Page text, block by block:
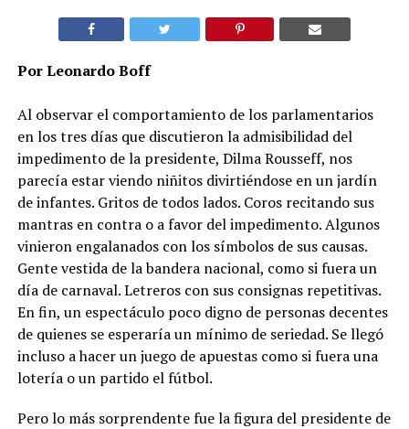
Por Leonardo Boff
Al observar el comportamiento de los parlamentarios
en los tres días que discutieron la admisibilidad del
impedimento de la presidente, Dilma Rousseff, nos
parecía estar viendo niñitos divirtiéndose en un jardín
de infantes. Gritos de todos lados. Coros recitando sus
mantras en contra o a favor del impedimento. Algunos
vinieron engalanados con los símbolos de sus causas.
Gente vestida de la bandera nacional, como si fuera un
día de carnaval. Letreros con sus consignas repetitivas.
En fin, un espectáculo poco digno de personas decentes
de quienes se esperaría un mínimo de seriedad. Se llegó
incluso a hacer un juego de apuestas como si fuera una
lotería o un partido el fútbol.
Pero lo más sorprendente fue la figura del presidente de